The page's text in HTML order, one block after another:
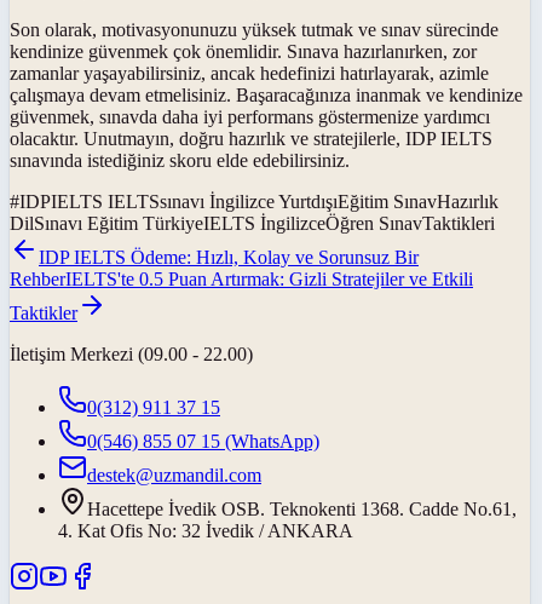
Son olarak, motivasyonunuzu yüksek tutmak ve sınav sürecinde
kendinize güvenmek çok önemlidir. Sınava hazırlanırken, zor
zamanlar yaşayabilirsiniz, ancak hedefinizi hatırlayarak, azimle
çalışmaya devam etmelisiniz. Başaracağınıza inanmak ve kendinize
güvenmek, sınavda daha iyi performans göstermenize yardımcı
olacaktır. Unutmayın, doğru hazırlık ve stratejilerle, IDP IELTS
sınavında istediğiniz skoru elde edebilirsiniz.
#IDPIELTS IELTSsınavı İngilizce YurtdışıEğitim SınavHazırlık
DilSınavı Eğitim TürkiyeIELTS İngilizceÖğren SınavTaktikleri
IDP IELTS Ödeme: Hızlı, Kolay ve Sorunsuz Bir
RehberIELTS'te 0.5 Puan Artırmak: Gizli Stratejiler ve Etkili
Taktikler
İletişim Merkezi (09.00 - 22.00)
0(312) 911 37 15
0(546) 855 07 15 (WhatsApp)
destek@uzmandil.com
Hacettepe İvedik OSB. Teknokenti 1368. Cadde No.61,
4. Kat Ofis No: 32 İvedik / ANKARA